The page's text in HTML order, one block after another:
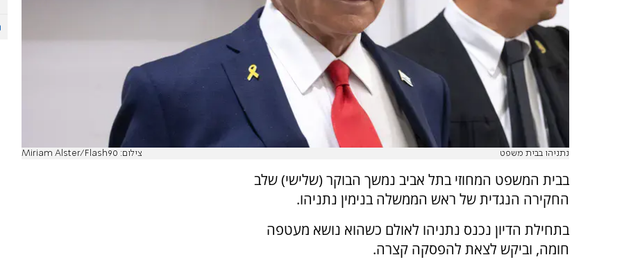
נתניהו בבית משפט צילום: Miriam Alster/Flash90
בבית המשפט המחוזי בתל אביב נמשך הבוקר (שלישי) שלב
החקירה הנגדית של ראש הממשלה בנימין נתניהו.
בתחילת הדיון נכנס נתניהו לאולם כשהוא נושא מעטפה
חומה, וביקש לצאת להפסקה קצרה.